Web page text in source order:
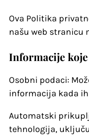
Ova Politika
našu web stranicu
Informacije
Osobni podaci:
informacija kada
Automatski
tehnologija,